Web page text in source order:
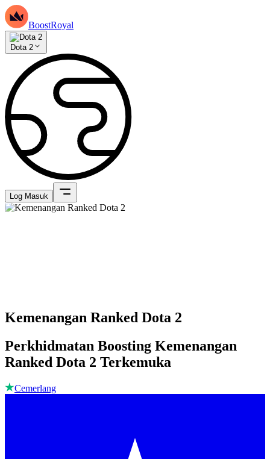
BoostRoyal
Dota 2
Log Masuk
Kemenangan Ranked Dota 2
Perkhidmatan Boosting Kemenangan
Ranked Dota 2 Terkemuka
Cemerlang